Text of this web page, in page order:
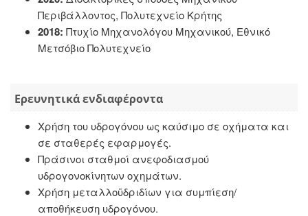
Περιβάλλοντος, Πολυτεχνείο Κρήτης
2018: Πτυχίο Μηχανολόγου Μηχανικού, Εθνικό
Μετσόβιο Πολυτεχνείο
Ερευνητικά ενδιαφέροντα
Χρήση του υδρογόνου ως καύσιμο σε οχήματα και
σε σταθερές εφαρμογές.
Πράσινοι σταθμοί ανεφοδιασμού
υδρογονοκίνητων οχημάτων.
Χρήση μεταλλοϋδριδίων για συμπίεση/
αποθήκευση υδρογόνου.